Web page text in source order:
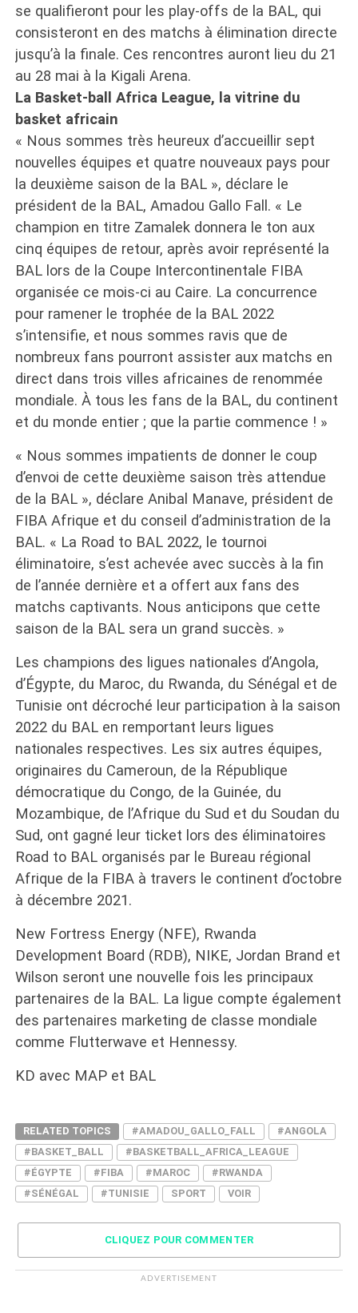
se qualifieront pour les play-offs de la BAL, qui
consisteront en des matchs à élimination directe
jusqu’à la finale. Ces rencontres auront lieu du 21
au 28 mai à la Kigali Arena.
La Basket-ball Africa League, la vitrine du
basket africain
« Nous sommes très heureux d’accueillir sept
nouvelles équipes et quatre nouveaux pays pour
la deuxième saison de la BAL », déclare le
président de la BAL, Amadou Gallo Fall. « Le
champion en titre Zamalek donnera le ton aux
cinq équipes de retour, après avoir représenté la
BAL lors de la Coupe Intercontinentale FIBA
organisée ce mois-ci au Caire. La concurrence
pour ramener le trophée de la BAL 2022
s’intensifie, et nous sommes ravis que de
nombreux fans pourront assister aux matchs en
direct dans trois villes africaines de renommée
mondiale. À tous les fans de la BAL, du continent
et du monde entier ; que la partie commence ! »
« Nous sommes impatients de donner le coup
d’envoi de cette deuxième saison très attendue
de la BAL », déclare Anibal Manave, président de
FIBA Afrique et du conseil d’administration de la
BAL. « La Road to BAL 2022, le tournoi
éliminatoire, s’est achevée avec succès à la fin
de l’année dernière et a offert aux fans des
matchs captivants. Nous anticipons que cette
saison de la BAL sera un grand succès. »
Les champions des ligues nationales d’Angola,
d’Égypte, du Maroc, du Rwanda, du Sénégal et de
Tunisie ont décroché leur participation à la saison
2022 du BAL en remportant leurs ligues
nationales respectives. Les six autres équipes,
originaires du Cameroun, de la République
démocratique du Congo, de la Guinée, du
Mozambique, de l’Afrique du Sud et du Soudan du
Sud, ont gagné leur ticket lors des éliminatoires
Road to BAL organisés par le Bureau régional
Afrique de la FIBA à travers le continent d’octobre
à décembre 2021.
New Fortress Energy (NFE), Rwanda
Development Board (RDB), NIKE, Jordan Brand et
Wilson seront une nouvelle fois les principaux
partenaires de la BAL. La ligue compte également
des partenaires marketing de classe mondiale
comme Flutterwave et Hennessy.
KD avec MAP et BAL
RELATED TOPICS #AMADOU_GALLO_FALL
#ANGOLA
#BASKET_BALL
#BASKETBALL_AFRICA_LEAGUE
#ÉGYPTE
#FIBA #MAROC
#RWANDA
#SÉNÉGAL
#TUNISIE SPORT VOIR
CLIQUEZ POUR COMMENTER
ADVERTISEMENT